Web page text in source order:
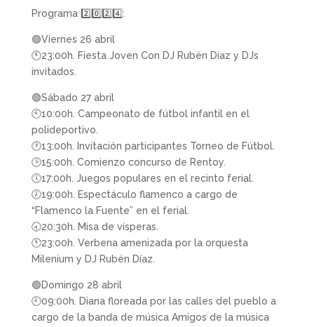
Programa 2️⃣0️⃣2️⃣4️⃣:
🟢Viernes 26 abril
🕚23:00h. Fiesta Joven Con DJ Rubén Díaz y DJs
invitados.
🟢Sábado 27 abril
🕙10:00h. Campeonato de fútbol infantil en el
polideportivo.
🕐13:00h. Invitación participantes Torneo de Fútbol.
🕒15:00h. Comienzo concurso de Rentoy.
🕔17:00h. Juegos populares en el recinto ferial.
🕖19:00h. Espectáculo flamenco a cargo de
“Flamenco la Fuente” en el ferial.
🕣20:30h. Misa de vísperas.
🕚23:00h. Verbena amenizada por la orquesta
Milenium y DJ Rubén Díaz.
🟢Domingo 28 abril
🕘09:00h. Diana floreada por las calles del pueblo a
cargo de la banda de música Amigos de la música